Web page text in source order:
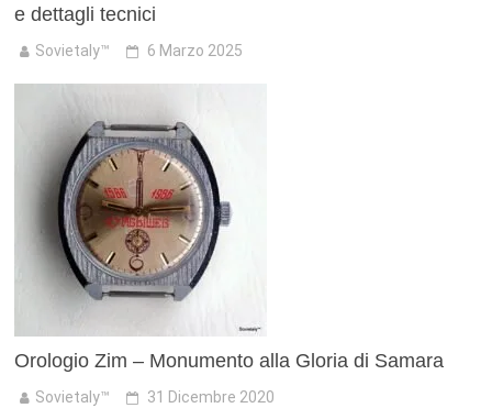
e dettagli tecnici
Sovietaly™ 6 Marzo 2025
Orologio Zim – Monumento alla Gloria di Samara
Sovietaly™ 31 Dicembre 2020